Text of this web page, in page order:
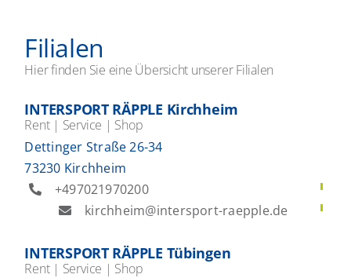
Filialen
Hier finden Sie eine Übersicht unserer Filialen
INTERSPORT RÄPPLE Kirchheim
Rent | Service | Shop
Dettinger Straße 26-34
73230 Kirchheim
+497021970200
kirchheim@intersport-raepple.de
INTERSPORT RÄPPLE Tübingen
Rent | Service | Shop